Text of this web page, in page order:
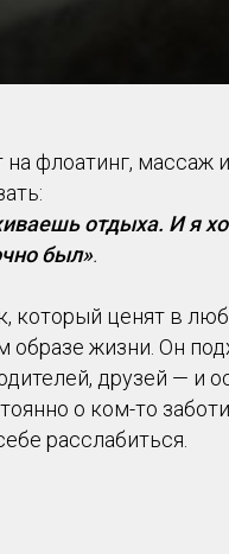
на флоатинг, массаж
отдыха. И я
был».
который ценят в
образе жизни. Он
друзей — и
о ком-то
расслабиться.